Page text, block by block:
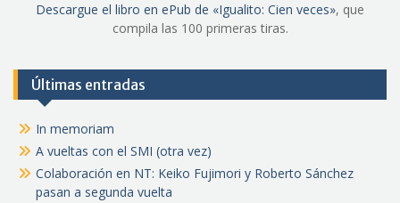
Descargue el libro en ePub de «Igualito: Cien veces», que
compila las 100 primeras tiras.
Últimas entradas
In memoriam
A vueltas con el SMI (otra vez)
Colaboración en NT: Keiko Fujimori y Roberto Sánchez
pasan a segunda vuelta